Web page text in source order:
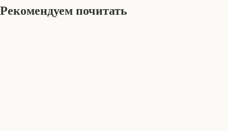
Рекомендуем почитать